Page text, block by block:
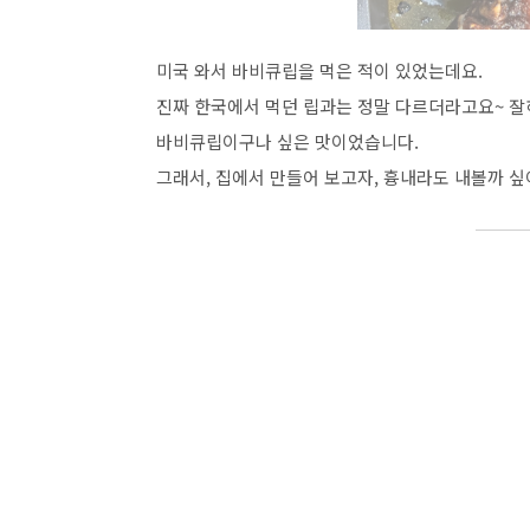
미국 와서 바비큐립을 먹은 적이 있었는데요.
진짜 한국에서 먹던 립과는 정말 다르더라고요~
바비큐립이구나 싶은 맛이었습니다.
그래서, 집에서 만들어 보고자, 흉내라도 내볼까